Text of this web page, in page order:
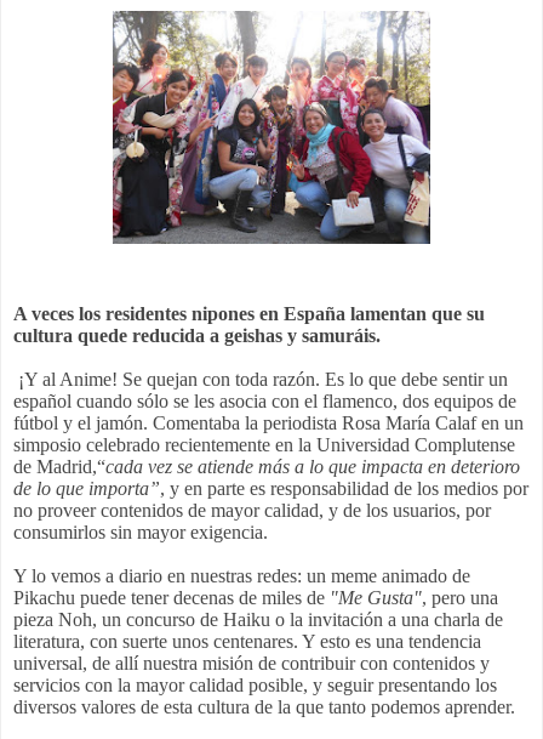
A veces los residentes nipones en España lamentan que su
cultura quede reducida a geishas y samuráis.
¡Y al Anime! Se quejan con toda razón. Es lo que debe sentir un
español cuando sólo se les asocia con el flamenco, dos equipos de
fútbol y el jamón. Comentaba la periodista Rosa María Calaf en un
simposio celebrado recientemente en la Universidad Complutense
de Madrid,“cada vez se atiende más a lo que impacta en deterioro
de lo que importa”, y en parte es responsabilidad de los medios por
no proveer contenidos de mayor calidad, y de los usuarios, por
consumirlos sin mayor exigencia.
Y lo vemos a diario en nuestras redes: un meme animado de
Pikachu puede tener decenas de miles de "Me Gusta", pero una
pieza Noh, un concurso de Haiku o la invitación a una charla de
literatura, con suerte unos centenares. Y esto es una tendencia
universal, de allí nuestra misión de contribuir con contenidos y
servicios con la mayor calidad posible, y seguir presentando los
diversos valores de esta cultura de la que tanto podemos aprender.